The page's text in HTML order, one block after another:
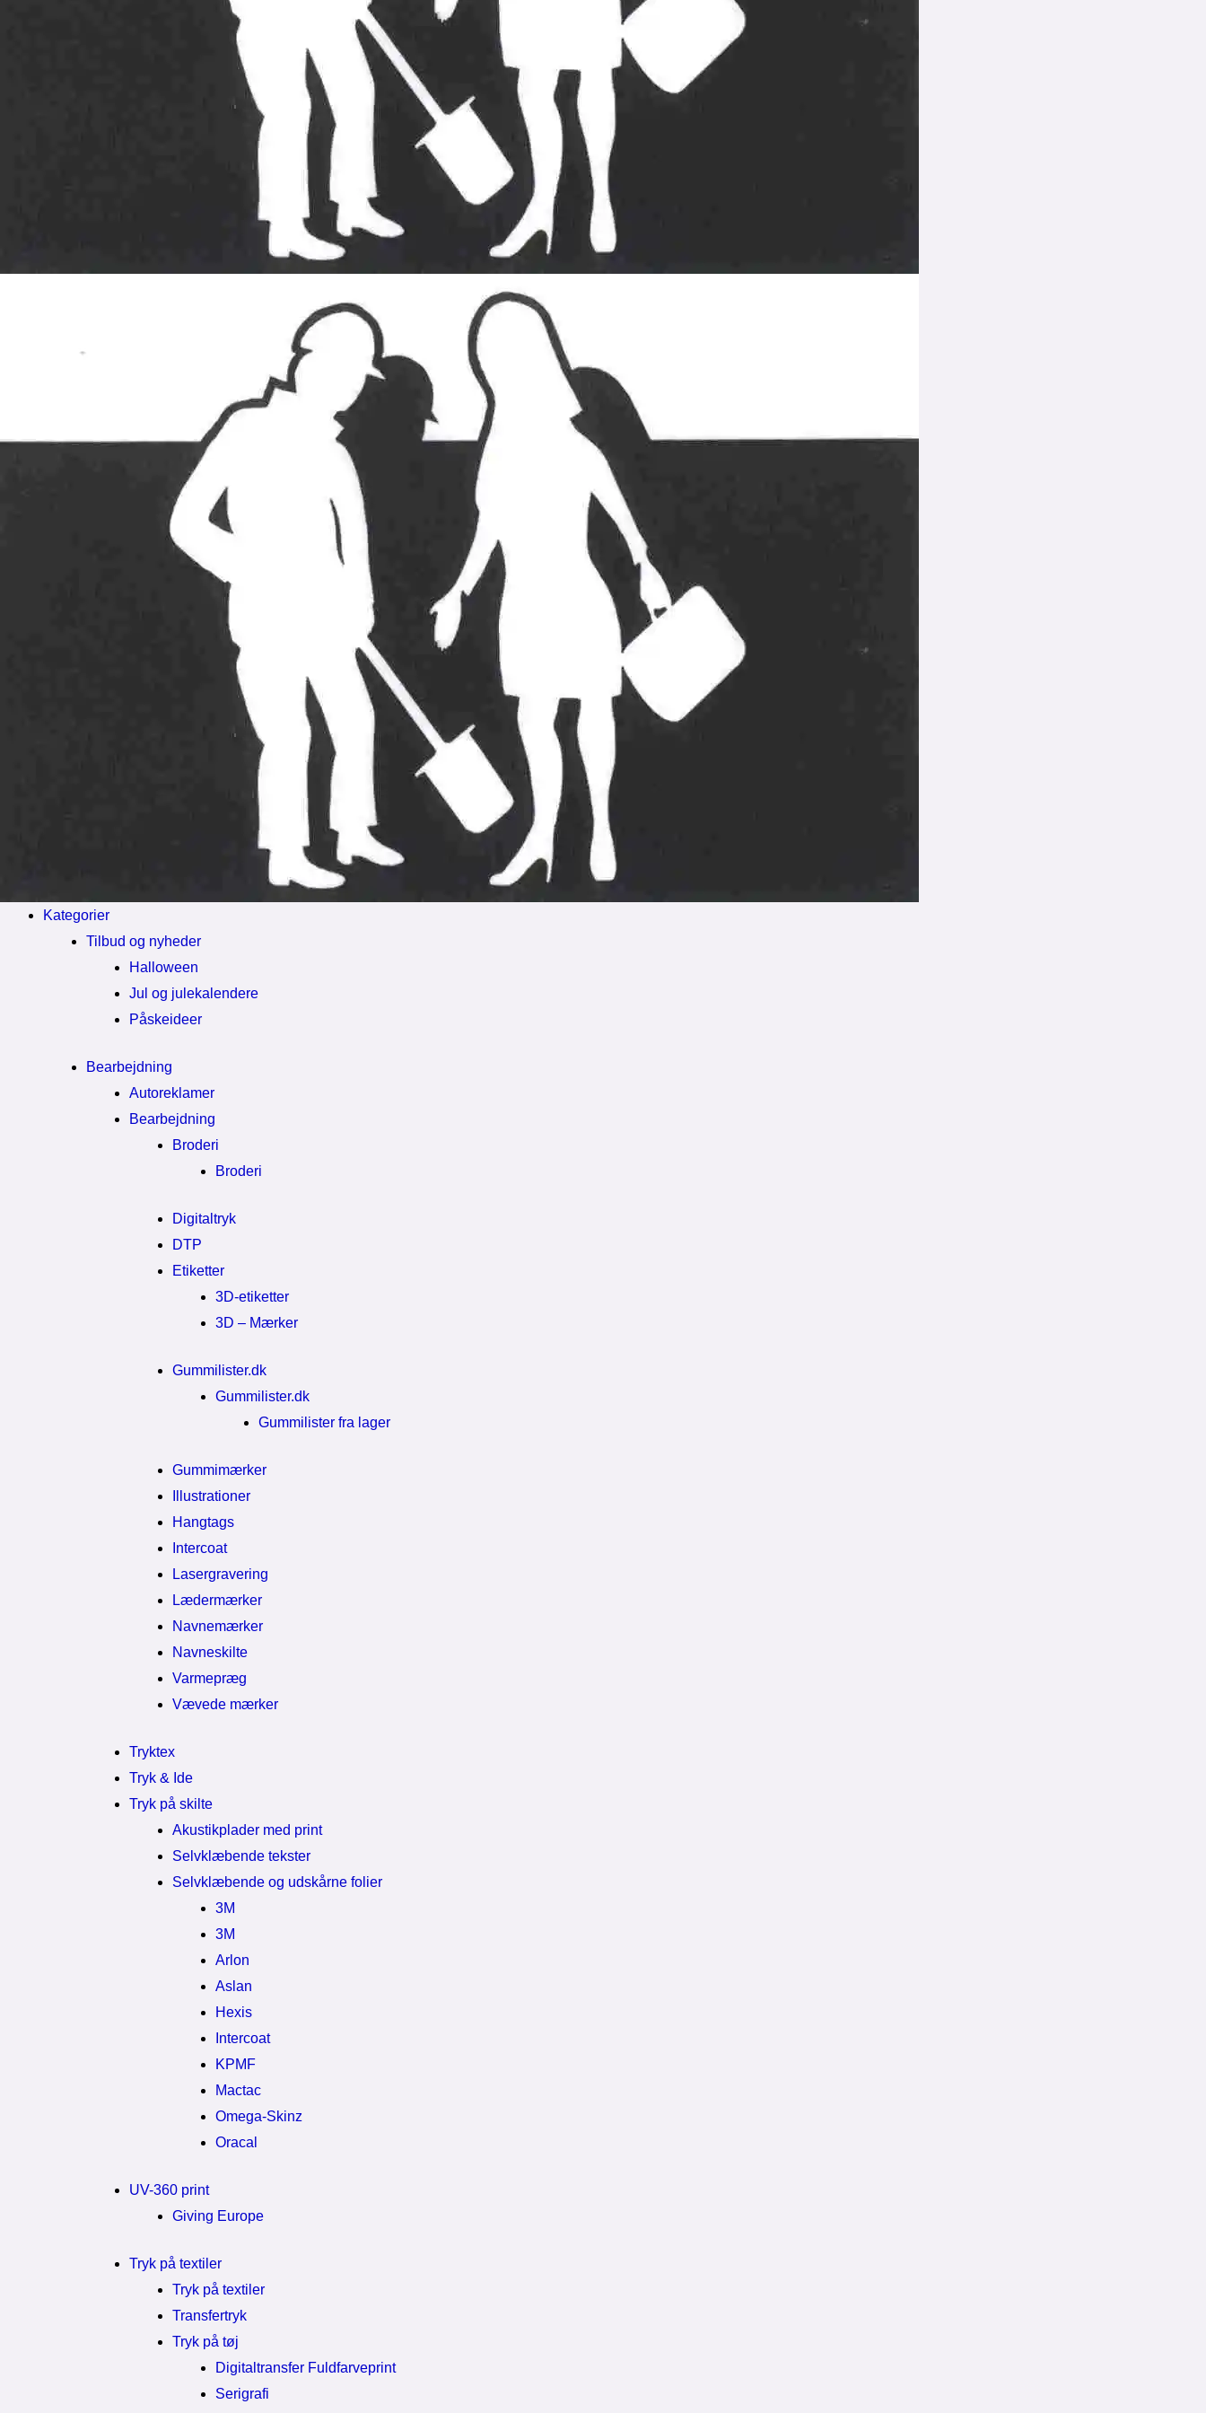
Kategorier
Tilbud og nyheder
Halloween
Jul og julekalendere
Påskeideer
Bearbejdning
Autoreklamer
Bearbejdning
Broderi
Broderi
Digitaltryk
DTP
Etiketter
3D-etiketter
3D – Mærker
Gummilister.dk
Gummilister.dk
Gummilister fra lager
Gummimærker
Illustrationer
Hangtags
Intercoat
Lasergravering
Lædermærker
Navnemærker
Navneskilte
Varmepræg
Vævede mærker
Tryktex
Tryk & Ide
Tryk på skilte
Akustikplader med print
Selvklæbende tekster
Selvklæbende og udskårne folier
3M
3M
Arlon
Aslan
Hexis
Intercoat
KPMF
Mactac
Omega-Skinz
Oracal
UV-360 print
Giving Europe
Tryk på textiler
Tryk på textiler
Transfertryk
Tryk på tøj
Digitaltransfer Fuldfarveprint
Serigrafi